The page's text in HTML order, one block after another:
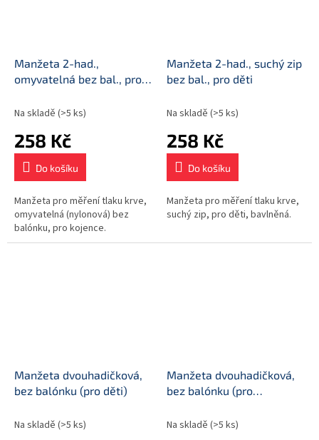
Manžeta 2-had.,
omyvatelná bez bal., pro
Na skladě (>5 ks)
258 Kč
Do košíku
Manžeta pro měření tlaku krve,
omyvatelná (nylonová) bez
balónku, pro kojence.
Manžeta 2-had., suchý zip
bez bal., pro děti
Na skladě (>5 ks)
258 Kč
Do košíku
Manžeta pro měření tlaku krve,
suchý zip, pro děti, bavlněná.
Manžeta dvouhadičková,
bez balónku (pro děti)
Na skladě (>5 ks)
Manžeta dvouhadičková,
bez balónku (pro
Na skladě (>5 ks)